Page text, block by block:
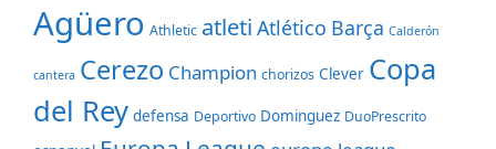
Agüero Athletic atleti Atlético Barça Calderón
cantera Cerezo Champion chorizos Clever Copa
del Rey defensa Deportivo Dominguez DuoPrescrito